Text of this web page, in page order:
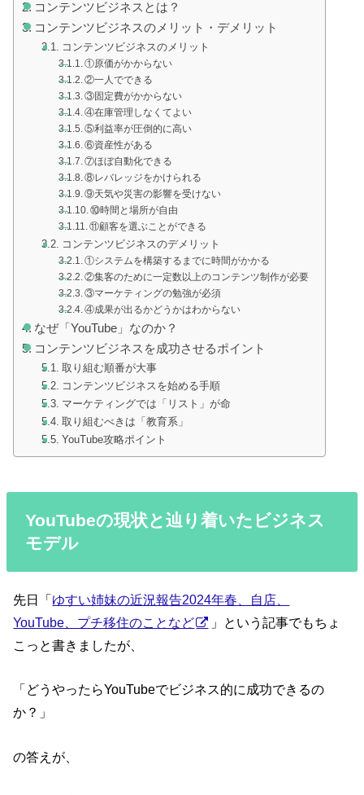
コンテンツビジネスとは？
コンテンツビジネスのメリット・デメリット
コンテンツビジネスのメリット
①原価がかからない
②一人でできる
③固定費がかからない
④在庫管理しなくてよい
⑤利益率が圧倒的に高い
⑥資産性がある
⑦ほぼ自動化できる
⑧レバレッジをかけられる
⑨天気や災害の影響を受けない
⑩時間と場所が自由
⑪顧客を選ぶことができる
コンテンツビジネスのデメリット
①システムを構築するまでに時間がかかる
②集客のために一定数以上のコンテンツ制作が必要
③マーケティングの勉強が必須
④成果が出るかどうかはわからない
なぜ「YouTube」なのか？
コンテンツビジネスを成功させるポイント
取り組む順番が大事
コンテンツビジネスを始める手順
マーケティングでは「リスト」が命
取り組むべきは「教育系」
YouTube攻略ポイント
YouTubeの現状と辿り着いたビジネス
モデル
先日「ゆすい姉妹の近況報告2024年春、自店、
YouTube、プチ移住のことなど
」という記事でもちょ
こっと書きましたが、
「どうやったらYouTubeでビジネス的に成功できるの
か？」
の答えが、